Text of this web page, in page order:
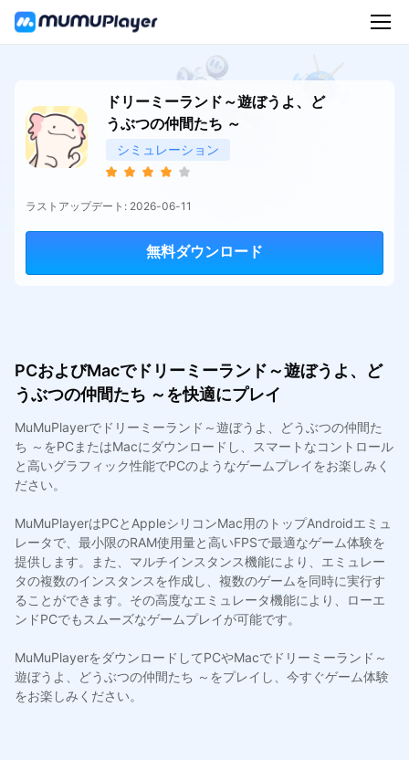
ドリーミーランド～遊ぼうよ、ど
うぶつの仲間たち ～
シミュレーション
ラストアップデート: 2026-06-11
無料ダウンロード
PCおよびMacでドリーミーランド～遊ぼうよ、ど
うぶつの仲間たち ～を快適にプレイ
MuMuPlayerでドリーミーランド～遊ぼうよ、どうぶつの仲間た
ち ～をPCまたはMacにダウンロードし、スマートなコントロール
と高いグラフィック性能でPCのようなゲームプレイをお楽しみく
ださい。
MuMuPlayerはPCとAppleシリコンMac用のトップAndroidエミュ
レータで、最小限のRAM使用量と高いFPSで最適なゲーム体験を
提供します。また、マルチインスタンス機能により、エミュレー
タの複数のインスタンスを作成し、複数のゲームを同時に実行す
ることができます。その高度なエミュレータ機能により、ローエ
ンドPCでもスムーズなゲームプレイが可能です。
MuMuPlayerをダウンロードしてPCやMacでドリーミーランド～
遊ぼうよ、どうぶつの仲間たち ～をプレイし、今すぐゲーム体験
をお楽しみください。